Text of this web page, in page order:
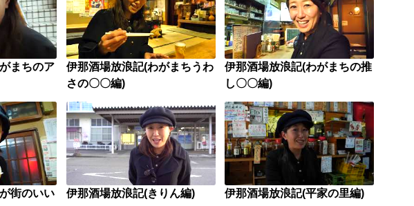
まちのア
伊那酒場放浪記(わがまちうわ
さの〇〇編)
伊那酒場放浪記(わがまちの推
し〇〇編)
街のいい
伊那酒場放浪記(きりん編) 伊那酒場放浪記(平家の里編)